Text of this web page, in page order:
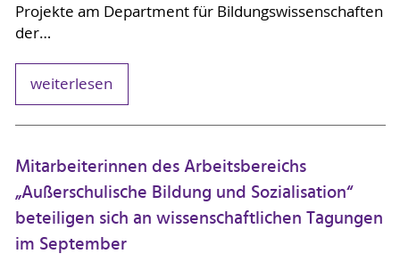
Projekte am Department für Bildungswissenschaften
der…
weiterlesen
Mitarbeiterinnen des Arbeitsbereichs
„Außerschulische Bildung und Sozialisation“
beteiligen sich an wissenschaftlichen Tagungen
im September